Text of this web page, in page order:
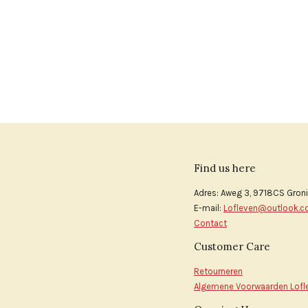
Find us here
Adres: Aweg 3, 9718CS
E-mail:
Contact
Customer Care
Retourneren
Algemene Voorwaarden